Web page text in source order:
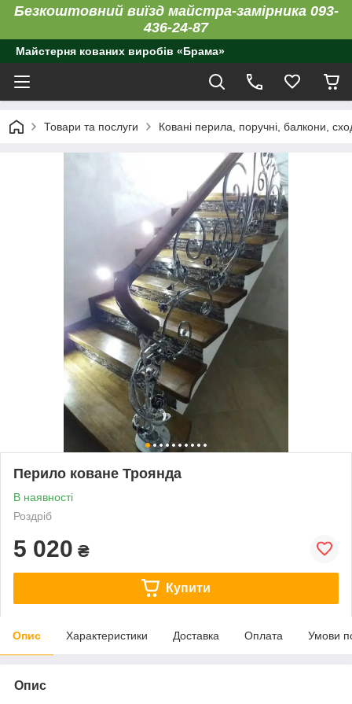
Безкоштовний виїзд майстра-замірника 093-
436-24-87
Майстерня кованих виробів «Брама»
Товари та послуги Ковані перила, поручні, балкони,
Перило коване Троянда
В наявності
Роздріб
5 020 ₴
Купити
Опис Характеристики Доставка Оплата Умови
Опис